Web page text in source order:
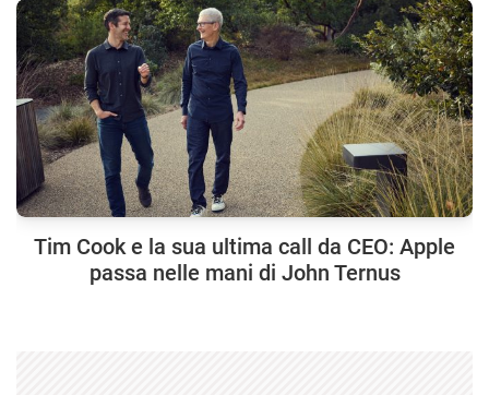
Tim Cook e la sua ultima call da CEO: Apple
passa nelle mani di John Ternus